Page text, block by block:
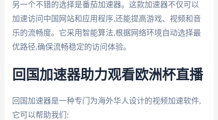
另一个不错的选择是番茄加速器。这款加速器不仅可以
加速访问中国网站和应用程序,还能提高游戏、视频和音
乐的流畅度。它采用智能算法,根据网络环境自动选择最
优路径,确保流畅稳定的访问体验。
回国加速器助力观看欧洲杯直播
回国加速器是一种专门为海外华人设计的视频加速软件,
它可以帮助我们: